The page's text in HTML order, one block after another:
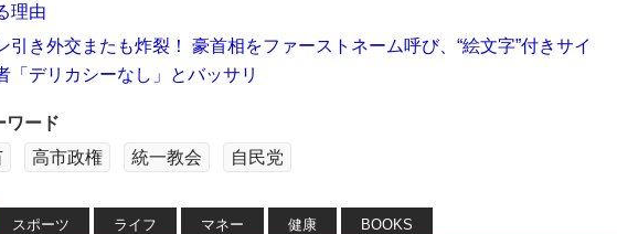
理由
引き外交またも炸裂！ 豪首相をファーストネーム呼び、“絵文字”付きサイ
「デリカシーなし」とバッサリ
ワード
高市政権 統一教会 自民党
スポーツ ライフ マネー 健康 BOOKS